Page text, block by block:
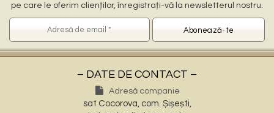
pe care le oferim clienților, înregistrați-vă la newsletterul nostru.
– DATE DE CONTACT –
Adresă companie
sat Cocorova, com. Șișești,